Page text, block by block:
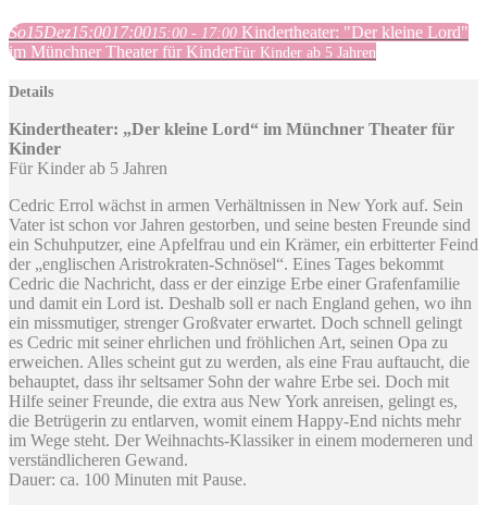
So15Dez15:0017:0015:00 - 17:00 Kindertheater: "Der kleine Lord"
im Münchner Theater für KinderFür Kinder ab 5 Jahren
Details
Kindertheater: „Der kleine Lord“ im Münchner Theater für
Kinder
Für Kinder ab 5 Jahren
Cedric Errol wächst in armen Verhältnissen in New York auf. Sein
Vater ist schon vor Jahren gestorben, und seine besten Freunde sind
ein Schuhputzer, eine Apfelfrau und ein Krämer, ein erbitterter Feind
der „englischen Aristrokraten-Schnösel“. Eines Tages bekommt
Cedric die Nachricht, dass er der einzige Erbe einer Grafenfamilie
und damit ein Lord ist. Deshalb soll er nach England gehen, wo ihn
ein missmutiger, strenger Großvater erwartet. Doch schnell gelingt
es Cedric mit seiner ehrlichen und fröhlichen Art, seinen Opa zu
erweichen. Alles scheint gut zu werden, als eine Frau auftaucht, die
behauptet, dass ihr seltsamer Sohn der wahre Erbe sei. Doch mit
Hilfe seiner Freunde, die extra aus New York anreisen, gelingt es,
die Betrügerin zu entlarven, womit einem Happy-End nichts mehr
im Wege steht. Der Weihnachts-Klassiker in einem moderneren und
verständlicheren Gewand.
Dauer: ca. 100 Minuten mit Pause.